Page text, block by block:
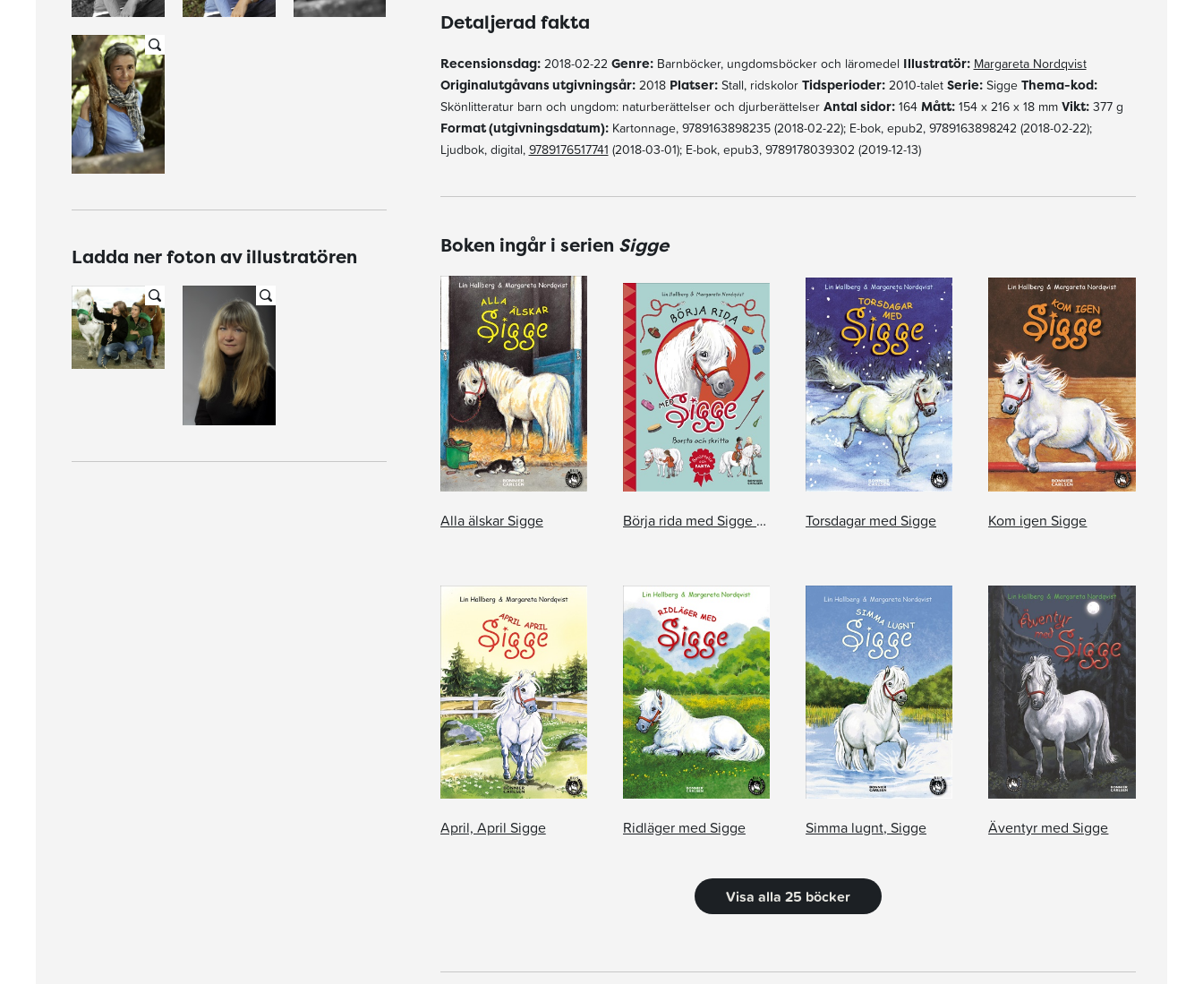
Ladda ner foton av illustratören
Detaljerad fakta
Recensionsdag:2018-02-22 Genre:Barnböcker, ungdomsböcker och läromedel Illustratör: Margareta Nordqvist
Originalutgåvans utgivningsår:2018 Platser:Stall, ridskolor Tidsperioder:2010-talet Serie:Sigge Thema-kod:
Skönlitteratur barn och ungdom: naturberättelser och djurberättelser Antal sidor:164 Mått:154 x 216 x 18 mm Vikt:377 g
Format (utgivningsdatum):Kartonnage, 9789163898235 (2018-02-22); E-bok, epub2, 9789163898242 (2018-02-22);
Ljudbok, digital, 9789176517741 (2018-03-01); E-bok, epub3, 9789178039302 (2019-12-13)
Boken ingår i serien Sigge
Alla älskar Sigge Börja rida med Sigge - Borsta och skritta Torsdagar med Sigge Kom igen Sigge
April, April Sigge Ridläger med Sigge Simma lugnt, Sigge Äventyr med Sigge
Visa alla 25 böcker